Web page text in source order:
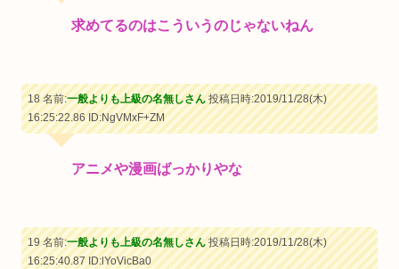
求めてるのはこういうのじゃないねん
18 名前:一般よりも上級の名無しさん投稿日時:2019/11/28(木)
16:25:22.86ID:NgVMxF+ZM
アニメや漫画ばっかりやな
19 名前:一般よりも上級の名無しさん投稿日時:2019/11/28(木)
16:25:40.87ID:lYoVicBa0